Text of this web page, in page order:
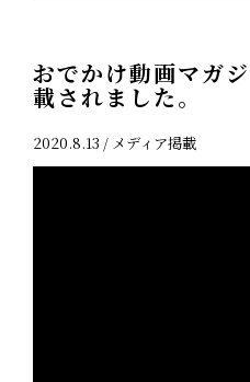
おでかけ動画マガ
載されました。
2020.8.13 / メディア掲載